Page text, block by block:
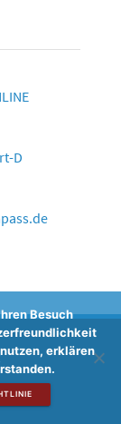
D
Besuch
erklären